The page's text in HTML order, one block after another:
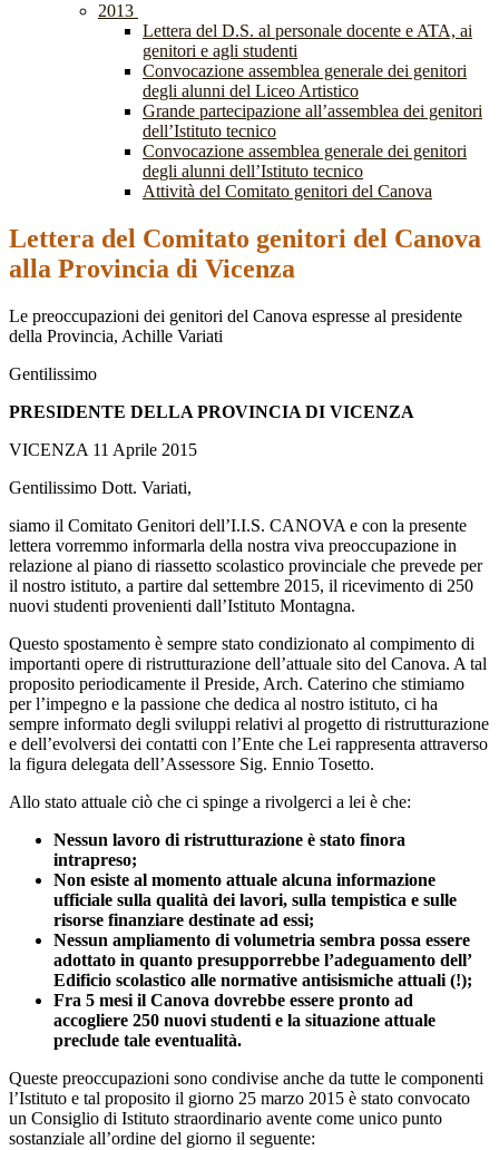
2013
Lettera del D.S. al personale docente e ATA, ai
genitori e agli studenti
Convocazione assemblea generale dei genitori
degli alunni del Liceo Artistico
Grande partecipazione all’assemblea dei genitori
dell’Istituto tecnico
Convocazione assemblea generale dei genitori
degli alunni dell’Istituto tecnico
Attività del Comitato genitori del Canova
Lettera del Comitato genitori del Canova
alla Provincia di Vicenza
Le preoccupazioni dei genitori del Canova espresse al presidente
della Provincia, Achille Variati
Gentilissimo
PRESIDENTE DELLA PROVINCIA DI VICENZA
VICENZA 11 Aprile 2015
Gentilissimo Dott. Variati,
siamo il Comitato Genitori dell’I.I.S. CANOVA e con la presente
lettera vorremmo informarla della nostra viva preoccupazione in
relazione al piano di riassetto scolastico provinciale che prevede per
il nostro istituto, a partire dal settembre 2015, il ricevimento di 250
nuovi studenti provenienti dall’Istituto Montagna.
Questo spostamento è sempre stato condizionato al compimento di
importanti opere di ristrutturazione dell’attuale sito del Canova. A tal
proposito periodicamente il Preside, Arch. Caterino che stimiamo
per l’impegno e la passione che dedica al nostro istituto, ci ha
sempre informato degli sviluppi relativi al progetto di ristrutturazione
e dell’evolversi dei contatti con l’Ente che Lei rappresenta attraverso
la figura delegata dell’Assessore Sig. Ennio Tosetto.
Allo stato attuale ciò che ci spinge a rivolgerci a lei è che:
Nessun lavoro di ristrutturazione è stato finora
intrapreso;
Non esiste al momento attuale alcuna informazione
ufficiale sulla qualità dei lavori, sulla tempistica e sulle
risorse finanziare destinate ad essi;
Nessun ampliamento di volumetria sembra possa essere
adottato in quanto presupporrebbe l’adeguamento dell’
Edificio scolastico alle normative antisismiche attuali (!);
Fra 5 mesi il Canova dovrebbe essere pronto ad
accogliere 250 nuovi studenti e la situazione attuale
preclude tale eventualità.
Queste preoccupazioni sono condivise anche da tutte le componenti
l’Istituto e tal proposito il giorno 25 marzo 2015 è stato convocato
un Consiglio di Istituto straordinario avente come unico punto
sostanziale all’ordine del giorno il seguente: